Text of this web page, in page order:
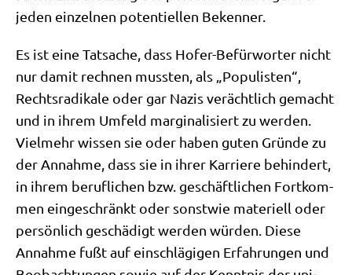
jeden ein­zel­nen poten­ti­el­len Bekenner.
Es ist eine Tat­sa­che, dass Hofer-Befür­wor­ter nicht
nur damit rech­nen muss­ten, als „Popu­li­sten“,
Rechts­ra­di­ka­le oder gar Nazis ver­ächt­lich gemacht
und in ihrem Umfeld mar­gi­na­li­siert zu wer­den.
Viel­mehr wis­sen sie oder haben guten Grün­de zu
der Annah­me, dass sie in ihrer Kar­rie­re behin­dert,
in ihrem beruf­li­chen bzw. geschäft­li­chen Fort­kom­
men ein­ge­schränkt oder sonst­wie mate­ri­ell oder
per­sön­lich geschä­digt wer­den wür­den. Die­se
Annah­me fußt auf ein­schlä­gi­gen Erfah­run­gen und